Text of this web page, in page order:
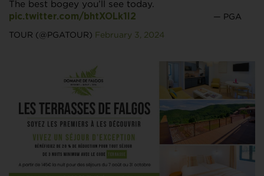
The best bogey you’ll see today.
pic.twitter.com/bhtXOLk1I2 — PGA
TOUR (@PGATOUR) February 3, 2024